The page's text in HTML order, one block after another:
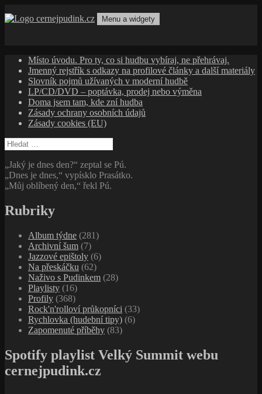
k
Menu a widgety
Místo úvodu. Pro ty, co si hudbu vybíraj, ne přehrávaj.
Jmenný rejstřík s odkazy na profilové články a další materiály
Slovník pojmů užívaných v moderní hudbě
LP/CD/DVD – poptávka, prodej nebo výměna
Doma jsem tam, kde zní hudba
Zásady ochrany osobních údajů
Zásady cookies (EU)
Vyhledávání
„Jaký je dnes den?“ zeptal se Pú.
„Dnes je dnes,“ vypísklo Prasátko.
„Můj oblíbený den,“ řekl Pú.
Rubriky
Album týdne (281)
Archivní šum (7)
Jazzové epištoly (6)
Na přeskáčku (62)
Naživo s Pudinkem (28)
Playlisty (16)
Profily (368)
Rock'n'rolloví průkopníci (33)
Rychlovka (hudební tipy) (6)
Zapomenuté příběhy (83)
Spotify playlist Velký Summit webu
cernejpudink.cz